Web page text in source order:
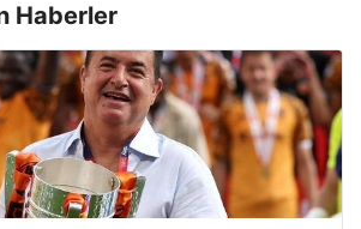
Haberler